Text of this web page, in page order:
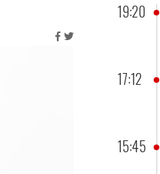
19:20
17:12
15:45